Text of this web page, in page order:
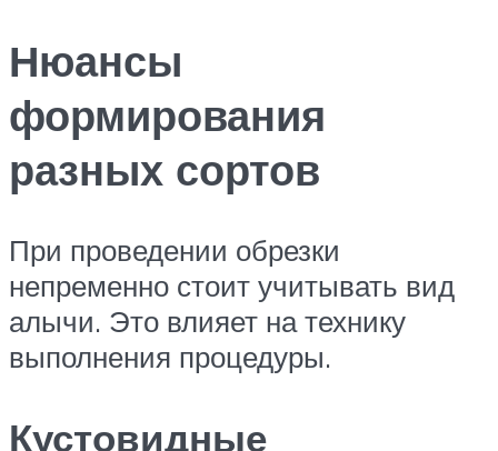
Нюансы
формирования
разных сортов
При проведении обрезки
непременно стоит учитывать вид
алычи. Это влияет на технику
выполнения процедуры.
Кустовидные